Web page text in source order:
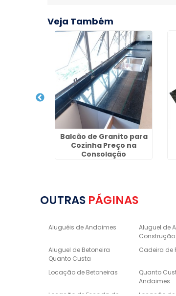
Veja Também
Balcão de Granito para
Cozinha Preço na
Consolação
OUTRAS PÁGINAS
Aluguéis de Andaimes
Aluguel de
Construção
Aluguel de Betoneira
Quanto Custa
Cadeira de
Locação de Betoneiras
Quanto
Andaimes